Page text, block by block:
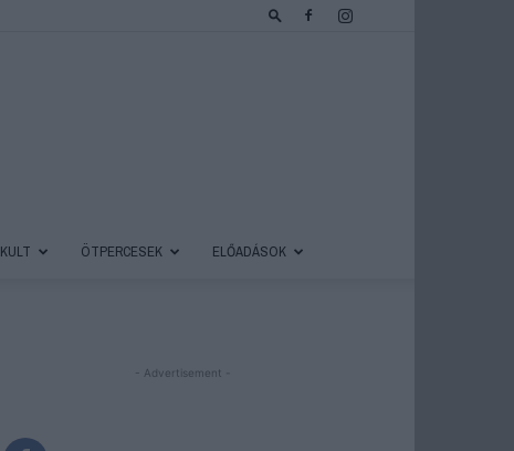
KULT ÖTPERCESEK ELŐADÁSOK
- Advertisement -